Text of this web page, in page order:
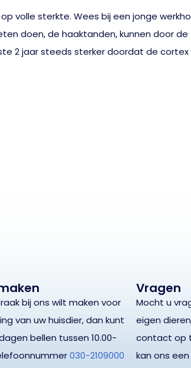
volle sterkte. Wees bij een jonge
doen, de haaktanden, kunnen door de
2 jaar steeds sterker doordat de
bij ons wilt maken voor
van uw huisdier, dan kunt
bellen tussen 10.00-
030-2109000
Vragen
Mocht u
eigen
contact op
kan ons